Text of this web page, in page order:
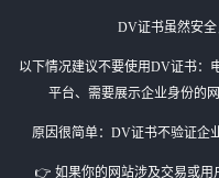
DV证书虽然安全
以下情况建议不要使用DV证书：
平台、 需要展示企业身份的网
原因很简单：DV证书不验证企
👉 如果你的网站涉及交易或用